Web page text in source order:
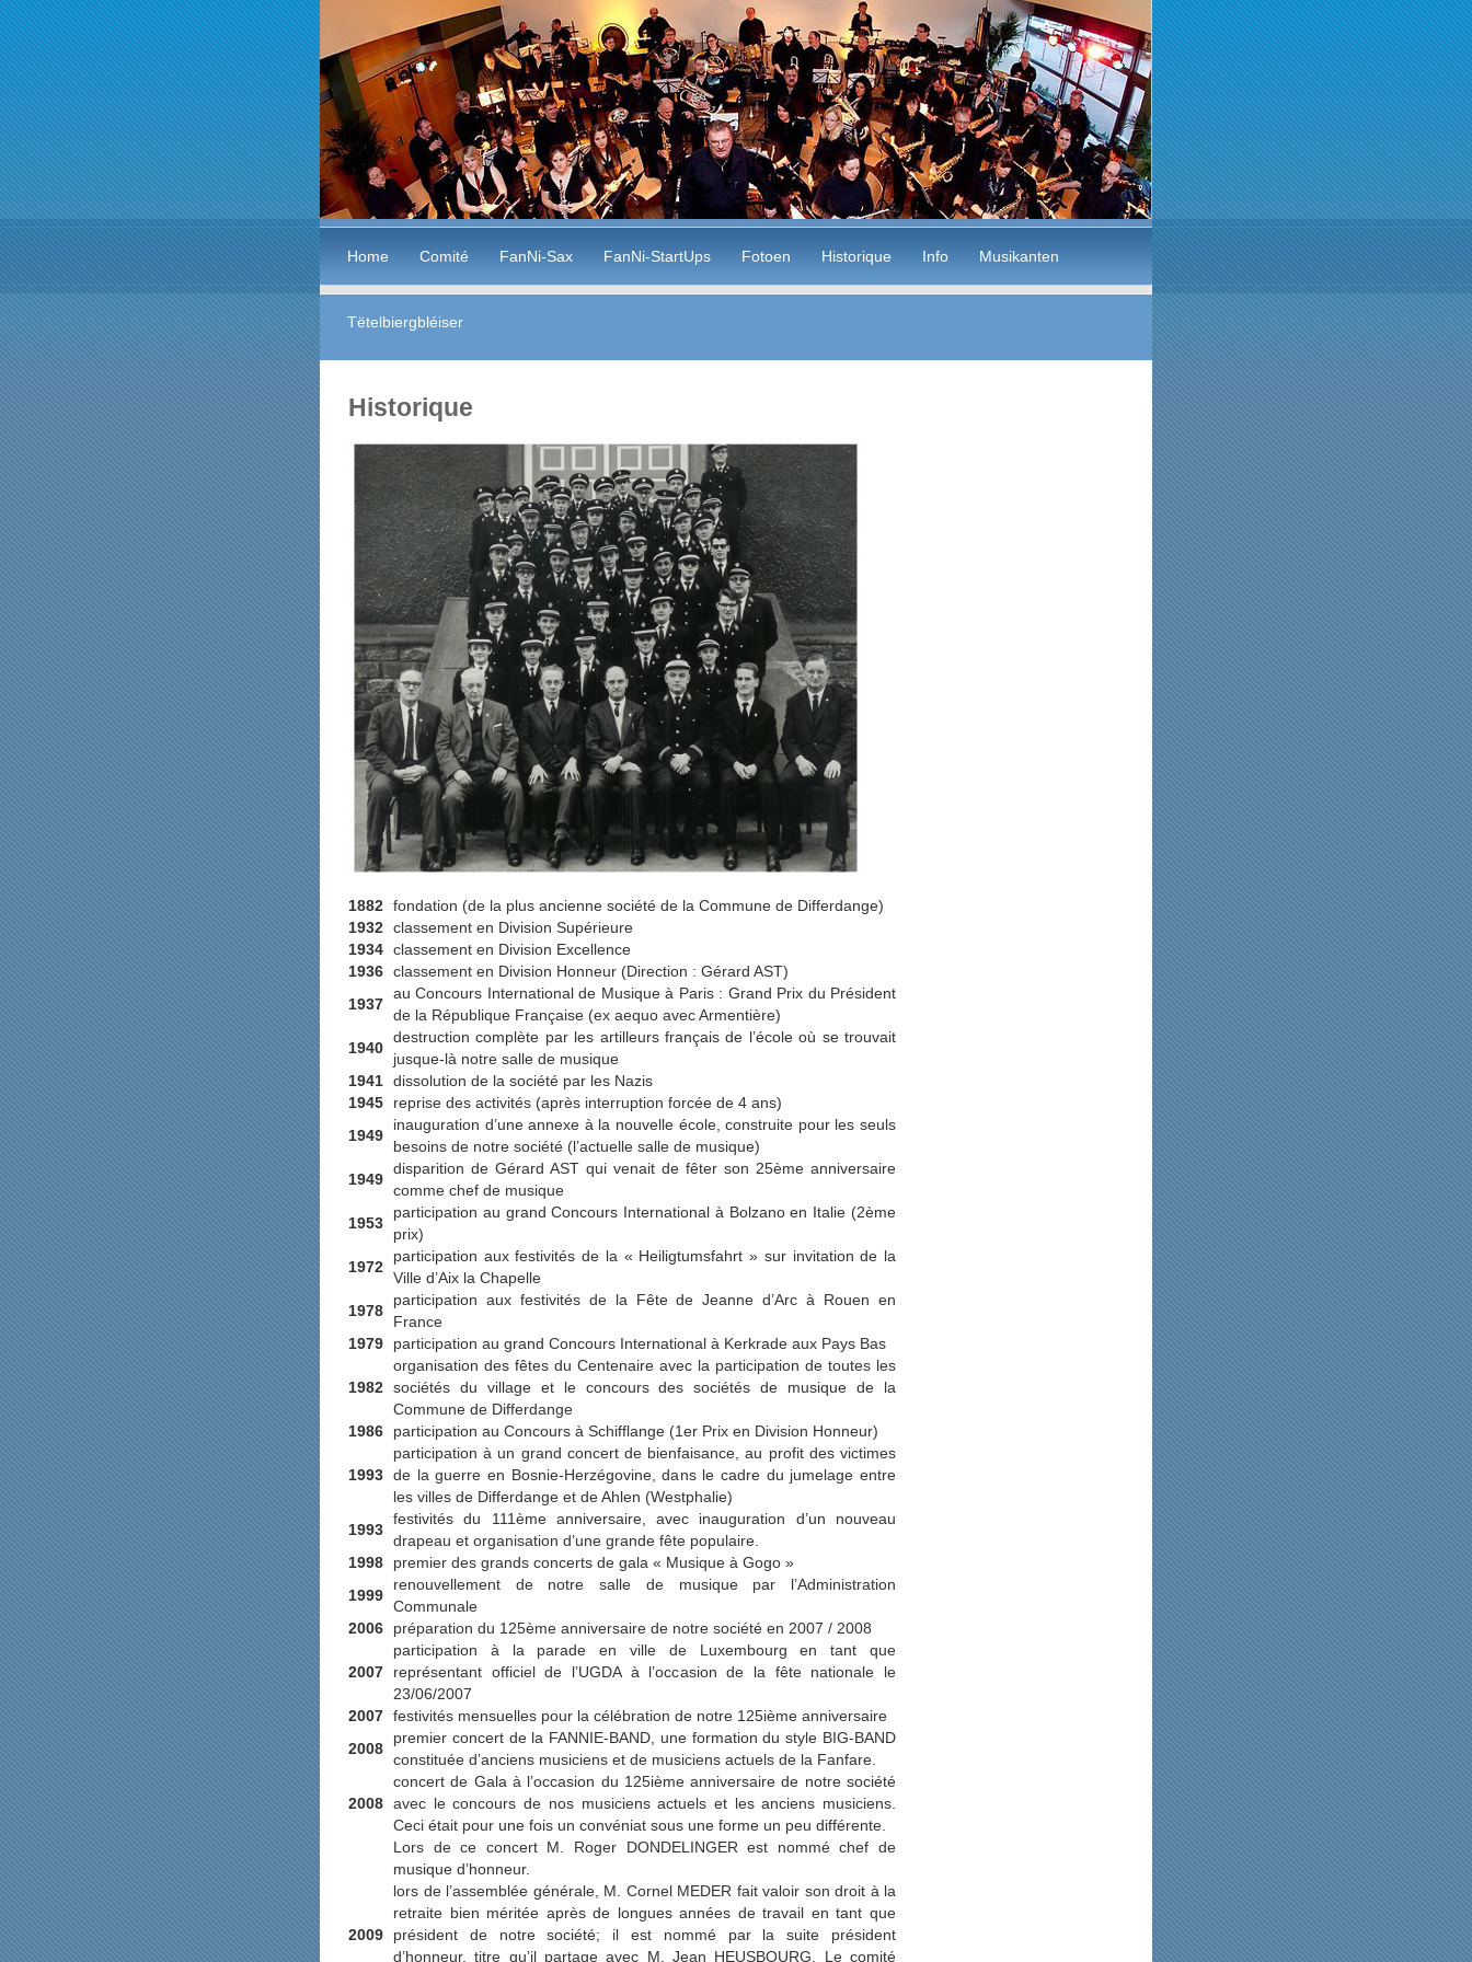
Home Comité FanNi-Sax FanNi-StartUps Fotoen Historique Info Musikanten
Tëtelbiergbléiser
Historique
1882 fondation (de la plus ancienne société de la Commune de Differdange)
1932 classement en Division Supérieure
1934 classement en Division Excellence
1936 classement en Division Honneur (Direction : Gérard AST)
1937
au Concours International de Musique à Paris : Grand Prix du Président
de la République Française (ex aequo avec Armentière)
1940
destruction complète par les artilleurs français de l’école où se trouvait
jusque-là notre salle de musique
1941 dissolution de la société par les Nazis
1945
reprise des activités (après interruption forcée de 4 ans)
1949
inauguration d’une annexe à la nouvelle école, construite pour les seuls
besoins de notre société (l’actuelle salle de musique)
1949
disparition de Gérard AST qui venait de fêter son 25ème anniversaire
comme chef de musique
1953
participation au grand Concours International à Bolzano en Italie (2ème
prix)
1972
participation aux festivités de la « Heiligtumsfahrt » sur invitation de la
Ville d’Aix la Chapelle
1978
participation aux festivités de la Fête de Jeanne d’Arc à Rouen en
France
1979
participation au grand Concours International à Kerkrade aux Pays Bas
1982
organisation des fêtes du Centenaire avec la participation de toutes les
sociétés du village et le concours des sociétés de musique de la
Commune de Differdange
1986
participation au Concours à Schifflange (1er Prix en Division Honneur)
1993
participation à un grand concert de bienfaisance, au profit des victimes
de la guerre en Bosnie-Herzégovine, dans le cadre du jumelage entre
les villes de Differdange et de Ahlen (Westphalie)
1993
festivités du 111ème anniversaire, avec inauguration d’un nouveau
drapeau et organisation d’une grande fête populaire.
1998
premier des grands concerts de gala « Musique à Gogo »
1999
renouvellement de notre salle de musique par l’Administration
Communale
2006
préparation du 125ème anniversaire de notre société en 2007 / 2008
2007
participation à la parade en ville de Luxembourg en tant que
représentant officiel de l’UGDA à l’occasion de la fête nationale le
23/06/2007
2007 festivités mensuelles pour la célébration de notre 125ième anniversaire
2008
premier concert de la FANNIE-BAND, une formation du style BIG-BAND
constituée d’anciens musiciens et de musiciens actuels de la Fanfare.
2008
concert de Gala à l’occasion du 125ième anniversaire de notre société
avec le concours de nos musiciens actuels et les anciens musiciens.
Ceci était pour une fois un convéniat sous une forme un peu différente.
Lors de ce concert M. Roger DONDELINGER est nommé chef de
musique d’honneur.
2009
lors de l’assemblée générale, M. Cornel MEDER fait valoir son droit à la
retraite bien méritée après de longues années de travail en tant que
président de notre société; il est nommé par la suite président
d’honneur, titre qu’il partage avec M. Jean HEUSBOURG. Le comité